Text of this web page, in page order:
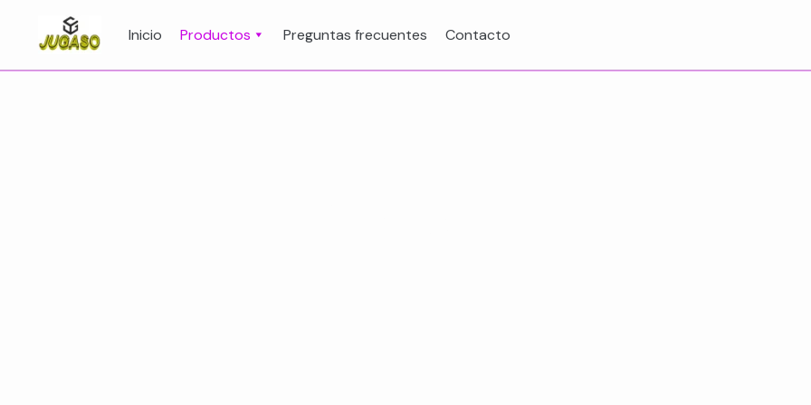
Inicio Productos Preguntas frecuentes Contacto